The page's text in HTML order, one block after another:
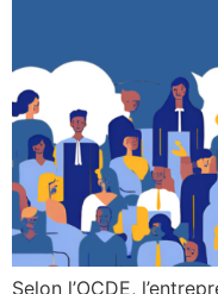
Selon l’OCDE,